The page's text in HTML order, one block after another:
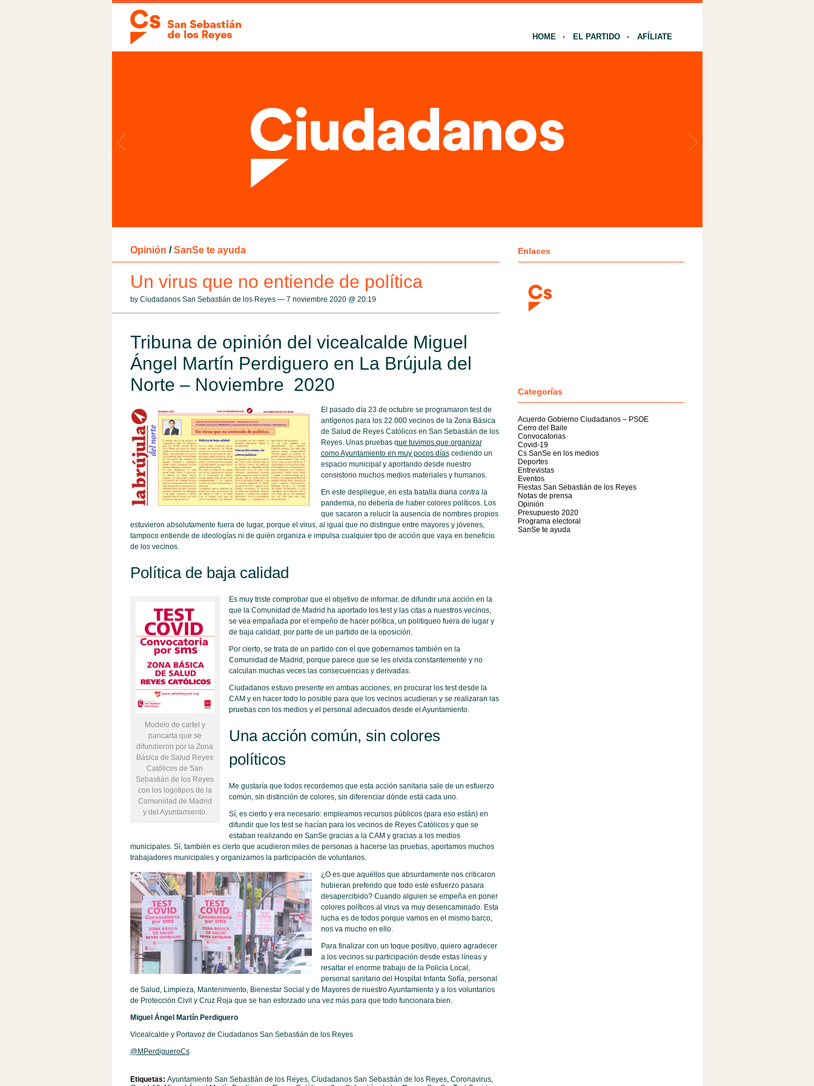
HOME EL PARTIDO AFÍLIATE
Opinión / SanSe te ayuda
Un virus que no entiende de política
by Ciudadanos San Sebastián de los Reyes — 7 noviembre 2020 @ 20:19
Tribuna de opinión del vicealcalde Miguel
Ángel Martín Perdiguero en La Brújula del
Norte – Noviembre 2020
El pasado día 23 de octubre se programaron test de
antígenos para los 22.000 vecinos de la Zona Básica
de Salud de Reyes Católicos en San Sebastián de los
Reyes. Unas pruebas que tuvimos que organizar
como Ayuntamiento en muy pocos díascediendo un
espacio municipal y aportando desde nuestro
consistorio muchos medios materiales y humanos.
En este despliegue, en esta batalla diaria contra la
pandemia, no debería de haber colores políticos. Los
que sacaron a relucir la ausencia de nombres propios
estuvieron absolutamente fuera de lugar, porque el virus, al igual que no distingue entre mayores y jóvenes,
tampoco entiende de ideologías ni de quién organiza e impulsa cualquier tipo de acción que vaya en beneficio
de los vecinos.
Política de baja calidad
Modelo de cartel y
pancarta que se
difundieron por la Zona
Básica de Salud Reyes
Católicos de San
Sebastián de los Reyes
con los logotipos de la
Comunidad de Madrid
y del Ayuntamiento.
Es muy triste comprobar que el objetivo de informar, de difundir una acción en la
que la Comunidad de Madrid ha aportado los test y las citas a nuestros vecinos,
se vea empañada por el empeño de hacer política, un politiqueo fuera de lugar y
de baja calidad, por parte de un partido de la oposición.
Por cierto, se trata de un partido con el que gobernamos también en la
Comunidad de Madrid, porque parece que se les olvida constantemente y no
calculan muchas veces las consecuencias y derivadas.
Ciudadanos estuvo presente en ambas acciones, en procurar los test desde la
CAM y en hacer todo lo posible para que los vecinos acudieran y se realizaran las
pruebas con los medios y el personal adecuados desde el Ayuntamiento.
Una acción común, sin colores
políticos
Me gustaría que todos recordemos que esta acción sanitaria sale de un esfuerzo
común, sin distinción de colores, sin diferenciar dónde está cada uno.
Sí, es cierto y era necesario: empleamos recursos públicos (para eso están) en
difundir que los test se hacían para los vecinos de Reyes Católicos y que se
estaban realizando en SanSe gracias a la CAM y gracias a los medios
municipales. Sí, también es cierto que acudieron miles de personas a hacerse las pruebas, aportamos muchos
trabajadores municipales y organizamos la participación de voluntarios.
¿O es que aquéllos que absurdamente nos criticaron
hubieran preferido que todo este esfuerzo pasara
desapercibido? Cuando alguien se empeña en poner
colores políticos al virus va muy desencaminado. Esta
lucha es de todos porque vamos en el mismo barco,
nos va mucho en ello.
Para finalizar con un toque positivo, quiero agradecer
a los vecinos su participación desde estas líneas y
resaltar el enorme trabajo de la Policía Local,
personal sanitario del Hospital Infanta Sofía, personal
de Salud, Limpieza, Mantenimiento, Bienestar Social y de Mayores de nuestro Ayuntamiento y a los voluntarios
de Protección Civil y Cruz Roja que se han esforzado una vez más para que todo funcionara bien.
Miguel Ángel Martín Perdiguero
Vicealcalde y Portavoz de Ciudadanos San Sebastián de los Reyes
@MPerdigueroCs
Etiquetas: Ayuntamiento San Sebastián de los Reyes, Ciudadanos San Sebastián de los Reyes, Coronavirus,
Enlaces
Categorías
Acuerdo Gobierno Ciudadanos – PSOE
Cerro del Baile
Convocatorias
Covid-19
Cs SanSe en los medios
Deportes
Entrevistas
Eventos
Fiestas San Sebastián de los Reyes
Notas de prensa
Opinión
Presupuesto 2020
Programa electoral
SanSe te ayuda